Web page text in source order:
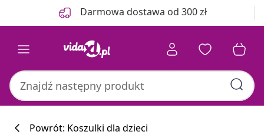
Darmowa dostawa od 300 zł
Powrót: Koszulki dla dzieci